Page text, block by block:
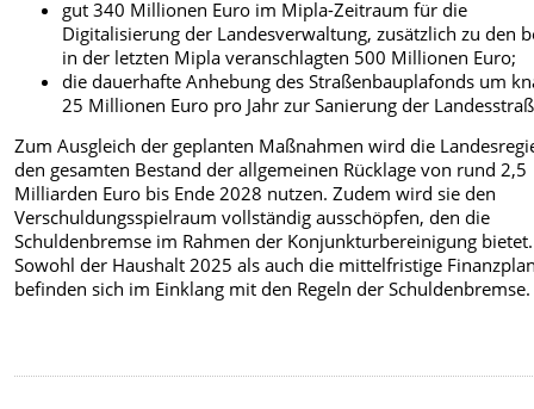
gut 340 Millionen Euro im Mipla-Zeitraum für die
Digitalisierung der Landesverwaltung, zusätzlich zu den
in der letzten Mipla veranschlagten 500 Millionen Euro;
die dauerhafte Anhebung des Straßenbauplafonds um
25 Millionen Euro pro Jahr zur Sanierung der
Zum Ausgleich der geplanten Maßnahmen wird die
den gesamten Bestand der allgemeinen Rücklage von rund 2,5
Milliarden Euro bis Ende 2028 nutzen. Zudem wird sie den
Verschuldungsspielraum vollständig ausschöpfen, den die
Schuldenbremse im Rahmen der Konjunkturbereinigung bietet.
Sowohl der Haushalt 2025 als auch die mittelfristige
befinden sich im Einklang mit den Regeln der Schuldenbremse.